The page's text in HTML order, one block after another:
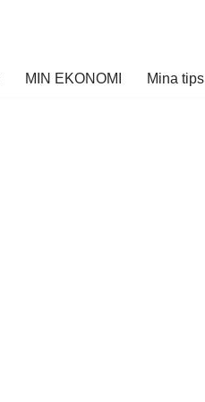
MIN EKONOMI Mina tips